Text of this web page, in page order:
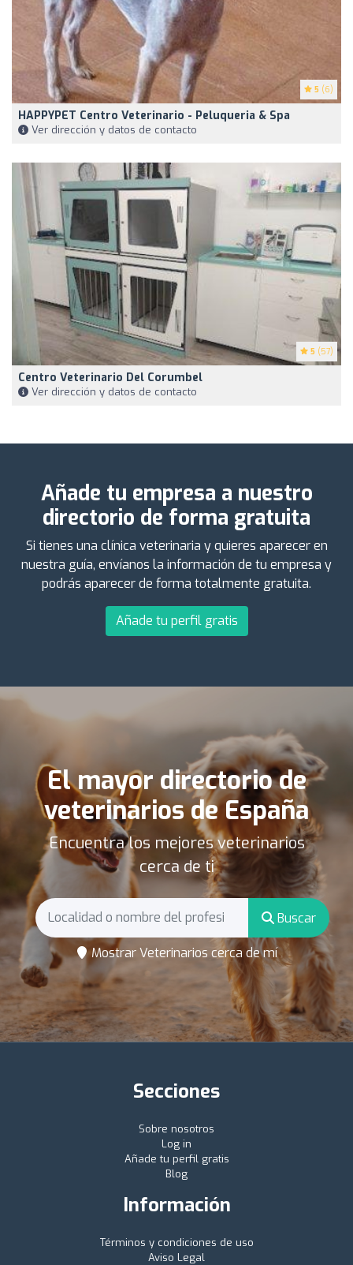
5 (6)
HAPPYPET Centro Veterinario - Peluqueria & Spa
Ver dirección y datos de contacto
5 (57)
Centro Veterinario Del Corumbel
Ver dirección y datos de contacto
Añade tu empresa a nuestro
directorio de forma gratuita
Si tienes una clínica veterinaria y quieres aparecer en
nuestra guía, envíanos la información de tu empresa y
podrás aparecer de forma totalmente gratuita.
Añade tu perfil gratis
El mayor directorio de
veterinarios de España
Encuentra los mejores veterinarios
cerca de ti
Buscar
Mostrar Veterinarios cerca de mí
Secciones
Sobre nosotros
Log in
Añade tu perfil gratis
Blog
Información
Términos y condiciones de uso
Aviso Legal